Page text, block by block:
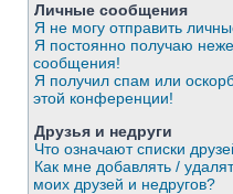
Личные сообщения
Я не могу отправить
Я постоянно получаю
сообщения!
Я получил спам или
этой конференции!
Друзья и недруги
Что означают списки
Как мне добавлять /
моих друзей и недругов?